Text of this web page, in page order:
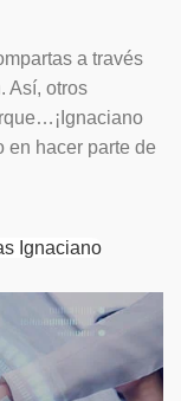
a través
Así, otros
en hacer parte de
Ignaciano